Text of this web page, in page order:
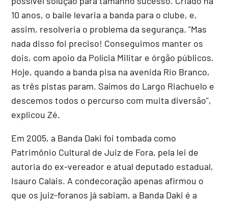
10 anos, o baile levaria a banda para o clube, e,
assim, resolveria o problema da segurança. "Mas
nada disso foi preciso! Conseguimos manter os
dois, com apoio da Polícia Militar e órgão públicos.
Hoje, quando a banda pisa na avenida Rio Branco,
as três pistas param. Saímos do Largo Riachuelo e
descemos todos o percurso com muita diversão",
explicou Zé.
Em 2005, a Banda Daki foi tombada como
Patrimônio Cultural de Juiz de Fora, pela lei de
autoria do ex-vereador e atual deputado estadual,
Isauro Calais. A condecoração apenas afirmou o
que os juiz-foranos já sabiam, a Banda Daki é a